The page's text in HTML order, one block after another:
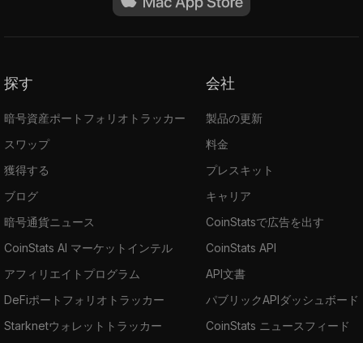
探す
暗号資産ポートフォリオトラッカー
スワップ
獲得する
ブログ
暗号通貨ニュース
CoinStats AI マーケットインテル
アフィリエイトプログラム
DeFiポートフォリオトラッカー
Starknetウォレットトラッカー
会社
製品の更新
料金
プレスキット
キャリア
CoinStatsで広告を出す
CoinStats API
API文書
パブリックAPIダッシュボード
CoinStats ニュースフィード